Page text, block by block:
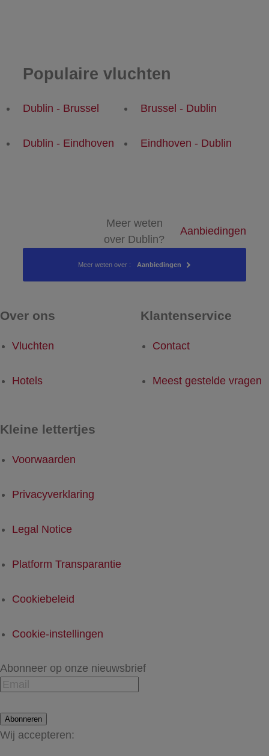
Populaire vluchten
Dublin - Brussel Brussel - Dublin
Dublin - Eindhoven Eindhoven - Dublin
Meer weten
over Dublin?
Aanbiedingen
Meer weten over : Aanbiedingen
Over ons
Vluchten
Hotels
Klantenservice
Contact
Meest gestelde vragen
Kleine lettertjes
Voorwaarden
Privacyverklaring
Legal Notice
Platform Transparantie
Cookiebeleid
Cookie-instellingen
Abonneer op onze nieuwsbrief
Abonneren
Wij accepteren: